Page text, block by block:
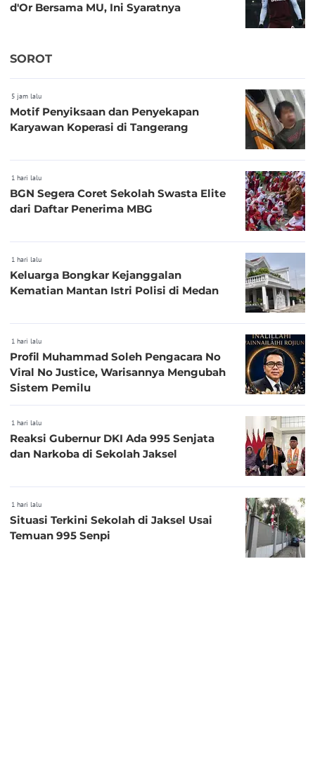
d'Or Bersama MU, Ini Syaratnya
SOROT
5 jam lalu
Motif Penyiksaan dan Penyekapan
Karyawan Koperasi di Tangerang
1 hari lalu
BGN Segera Coret Sekolah Swasta Elite
dari Daftar Penerima MBG
1 hari lalu
Keluarga Bongkar Kejanggalan
Kematian Mantan Istri Polisi di Medan
1 hari lalu
Profil Muhammad Soleh Pengacara No
Viral No Justice, Warisannya Mengubah
Sistem Pemilu
1 hari lalu
Reaksi Gubernur DKI Ada 995 Senjata
dan Narkoba di Sekolah Jaksel
1 hari lalu
Situasi Terkini Sekolah di Jaksel Usai
Temuan 995 Senpi